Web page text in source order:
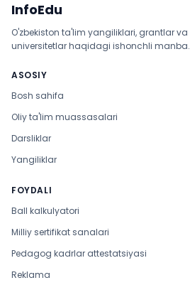
InfoEdu
O'zbekiston ta'lim yangiliklari, grantlar va
universitetlar haqidagi ishonchli manba.
ASOSIY
Bosh sahifa
Oliy ta'lim muassasalari
Darsliklar
Yangiliklar
FOYDALI
Ball kalkulyatori
Milliy sertifikat sanalari
Pedagog kadrlar attestatsiyasi
Reklama